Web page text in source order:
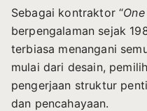
Sebagai kontraktor “
berpengalaman sejak
terbiasa menangani
mulai dari desain,
pengerjaan struktur
dan pencahayaan.